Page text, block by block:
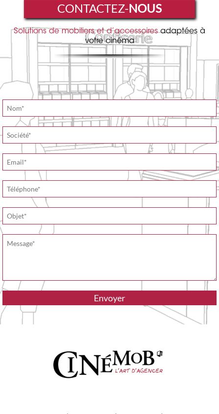
CONTACTEZ-NOUS
Solutions de mobiliers et d’accessoiresadaptées à
votre cinéma